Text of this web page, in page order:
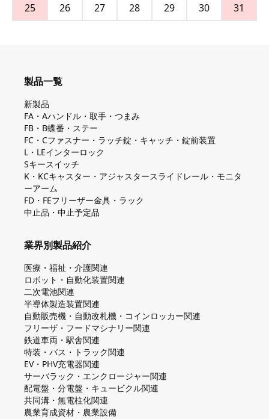
25
26 27 28 29 30 31
製品一覧
新製品
FA・Aハンドル・取手・つまみ
FB・B蝶番・ステー
FC・Cファスナー・ラッチ錠・キャッチ・錠前装置
L・LEインターロック
Sキースイッチ
K・KCキャスター・アジャスタースライドレール・モニタ
ーアーム
FD・FEフリーザー金具・ラック
中止品・中止予定品
業界別製品紹介
医療・福祉・介護関連
ロボット・自動化装置関連
二次電池関連
半導体製造装置関連
自動販売機・自動改札機・コインロッカー関連
フリーザ・フードマシナリー関連
鉄道車両・駅舎関連
特装・バス・トラック関連
EV・PHV充電器関連
サーバラック・エンクロージャー関連
配電盤・分電盤・キュービクル関連
共同溝・無電柱化関連
農業育成資材・農業設備